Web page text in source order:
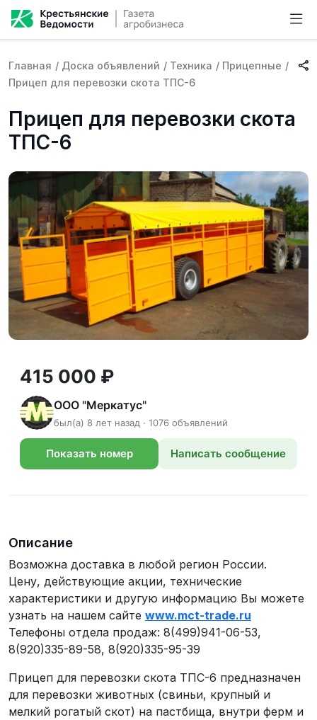
Главная / Доска объявлений / Техника / Прицепные /
Прицеп для перевозки скота ТПС-6
Прицеп для перевозки скота
ТПС-6
415 000 ₽
ООО "Меркатус"
был(а) 8 лет назад · 1076 объявлений
Показать номер Написать сообщение
Описание
Возможна доставка в любой регион России.
Цену, действующие акции, технические
характеристики и другую информацию Вы можете
узнать на нашем сайте www.mct-trade.ru
Телефоны отдела продаж: 8(499)941-06-53,
8(920)335-89-58, 8(920)335-95-39
Прицеп для перевозки скота ТПС-6 предназначен
для перевозки животных (свиньи, крупный и
мелкий рогатый скот) на пастбища, внутри ферм и